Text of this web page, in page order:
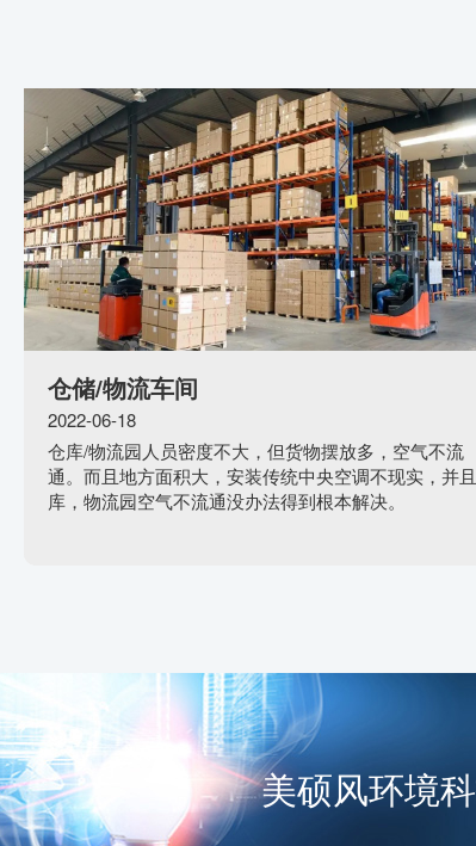
仓储/物流车间
2022-06-18
仓库/物流园人员密度不大，但货物摆放多，空气不流
通。而且地方面积大，安装传统中央空调不现实，并
库，物流园空气不流通没办法得到根本解决。
美硕风环境